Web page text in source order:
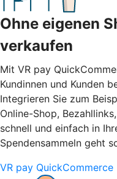
Ohne eigenen
verkaufen
Mit VR pay
Kundinnen und Kunden
Integrieren Sie zum
Online-Shop,
schnell und einfach in
Spendensammeln geht
VR pay QuickCommerce